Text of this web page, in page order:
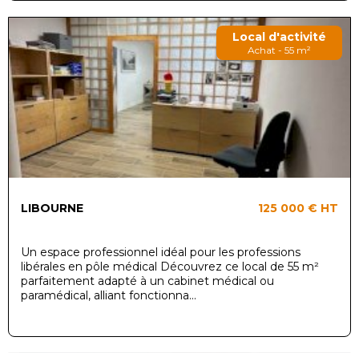
Local d'activité
Achat - 55 m²
LIBOURNE 125 000 € HT
Un espace professionnel idéal pour les professions
libérales en pôle médical Découvrez ce local de 55 m²
parfaitement adapté à un cabinet médical ou
paramédical, alliant fonctionna...